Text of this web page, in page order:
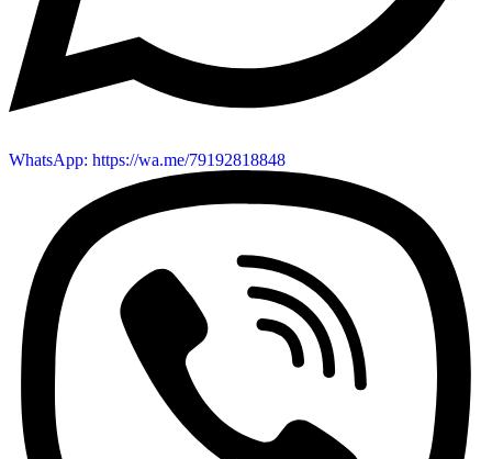
WhatsApp: https://wa.me/79192818848